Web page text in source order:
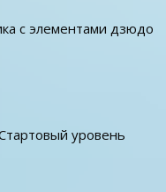
с элементами дзюдо
уровень